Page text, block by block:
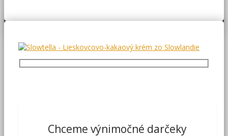
Chceme výnimočné darčeky